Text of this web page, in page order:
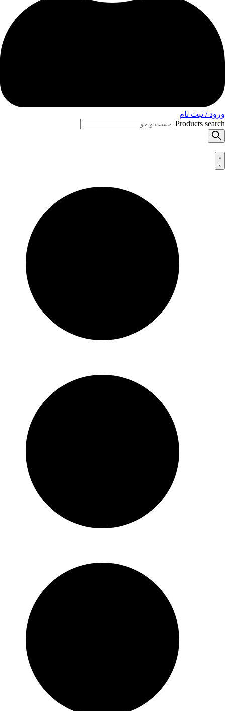
ورود / ثبت نام
Products search